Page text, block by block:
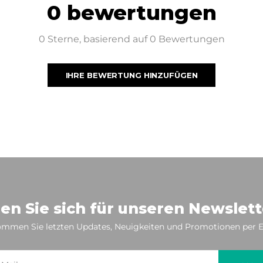
0 bewertungen
0 Sterne, basierend auf 0 Bewertungen
IHRE BEWERTUNG HINZUFÜGEN
Sie sich für unseren
Sie letzten Updates, Neuigkeiten und Promotionen per